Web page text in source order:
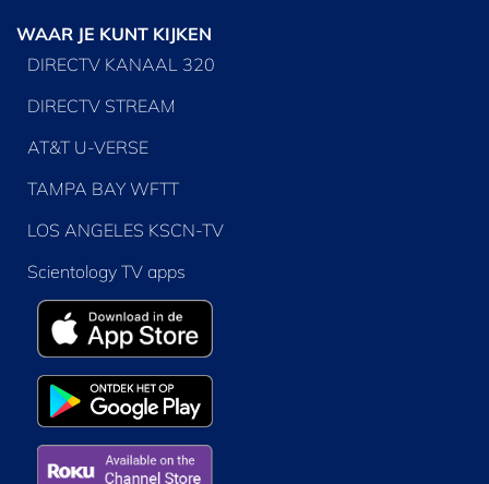
WAAR JE KUNT KIJKEN
DIRECTV KANAAL 320
DIRECTV STREAM
AT&T U-VERSE
TAMPA BAY WFTT
LOS ANGELES KSCN-TV
Scientology TV apps